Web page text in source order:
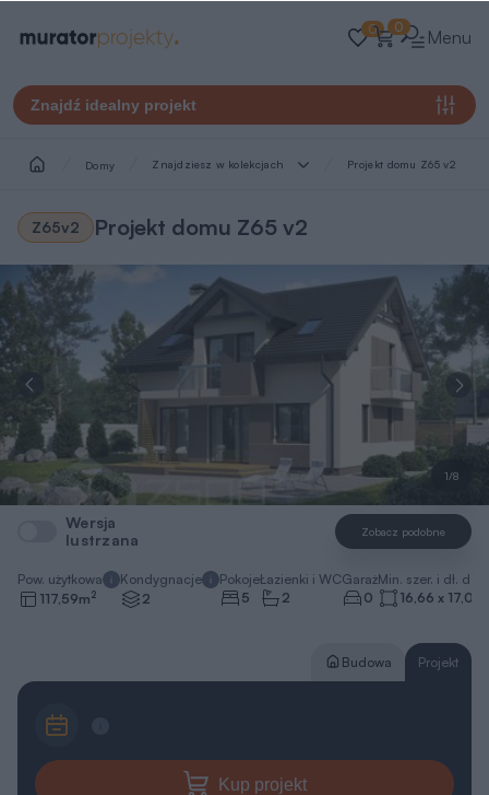
0 0 Menu
Znajdź idealny projekt
Domy Znajdziesz w kolekcjach Projekt domu Z65 v2
Z65v2 Projekt domu Z65 v2
1/8
Wersja
lustrzana
Zobacz podobne
Pow. użytkowa
117,59m2
Kondygnacje
2
Pokoje
5
Łazienki i WC
2
Garaż
0
Min. szer. i dł.
16,66 x 17,06
Budowa Projekt
Kup projekt